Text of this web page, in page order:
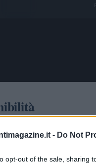
- Do Not
opt-out of the sale, sharing
annunciato
dalla Banca europea
EMTN, ha un